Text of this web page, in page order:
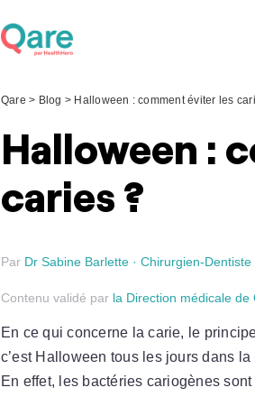
Qare > Blog > Halloween : comment éviter les
Halloween :
caries ?
Par Dr Sabine Barlette · Chirurgien-Dentiste
Contenu validé par la Direction médicale de
En ce qui concerne la carie, le
c’est Halloween tous les jours dans
En effet, les bactéries cariogènes